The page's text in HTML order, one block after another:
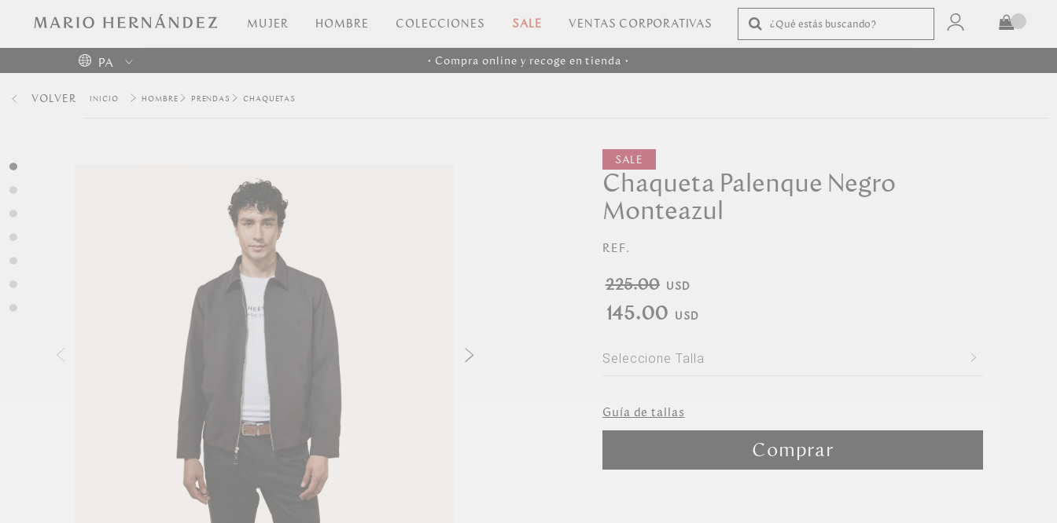
MUJER HOMBRE COLECCIONES SALE VENTAS CORPORATIVAS
PA
Colombia
• Compra online y recoge en tienda •
VOLVER HOMBRE PRENDAS CHAQUETAS
Chaqueta Palenque Negro
Monteazul
REF.
225.00
145.00
Seleccione Talla
S
L
Guía de tallas
Comprar